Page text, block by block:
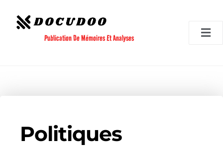
contenu
Publication De Mémoires Et Analyses
Politiques